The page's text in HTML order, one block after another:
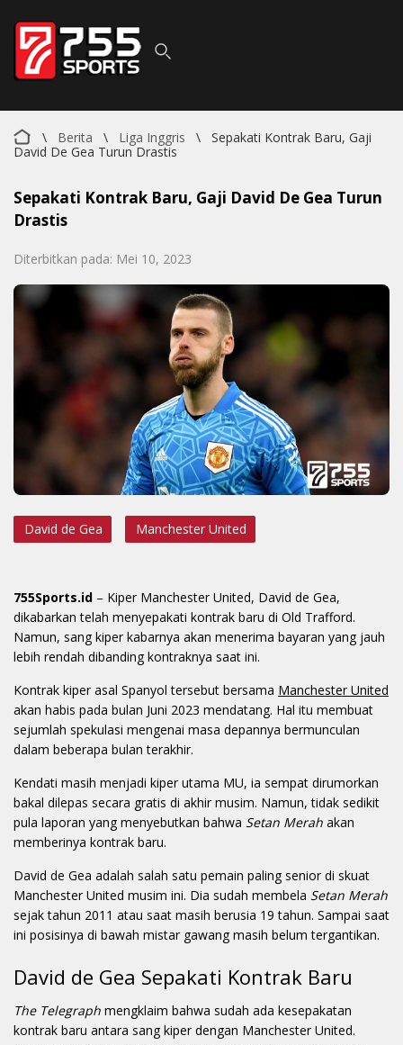
\ Berita \ Liga Inggris \
Sepakati Kontrak Baru, Gaji
David De Gea Turun Drastis
Sepakati Kontrak Baru, Gaji David De Gea Turun
Drastis
Diterbitkan pada: Mei 10, 2023
David de Gea Manchester United
755Sports.id – Kiper Manchester United, David de Gea,
dikabarkan telah menyepakati kontrak baru di Old Trafford.
Namun, sang kiper kabarnya akan menerima bayaran yang jauh
lebih rendah dibanding kontraknya saat ini.
Kontrak kiper asal Spanyol tersebut bersama Manchester United
akan habis pada bulan Juni 2023 mendatang. Hal itu membuat
sejumlah spekulasi mengenai masa depannya bermunculan
dalam beberapa bulan terakhir.
Kendati masih menjadi kiper utama MU, ia sempat dirumorkan
bakal dilepas secara gratis di akhir musim. Namun, tidak sedikit
pula laporan yang menyebutkan bahwa Setan Merah akan
memberinya kontrak baru.
David de Gea adalah salah satu pemain paling senior di skuat
Manchester United musim ini. Dia sudah membela Setan Merah
sejak tahun 2011 atau saat masih berusia 19 tahun. Sampai saat
ini posisinya di bawah mistar gawang masih belum tergantikan.
David de Gea Sepakati Kontrak Baru
The Telegraph mengklaim bahwa sudah ada kesepakatan
kontrak baru antara sang kiper dengan Manchester United.